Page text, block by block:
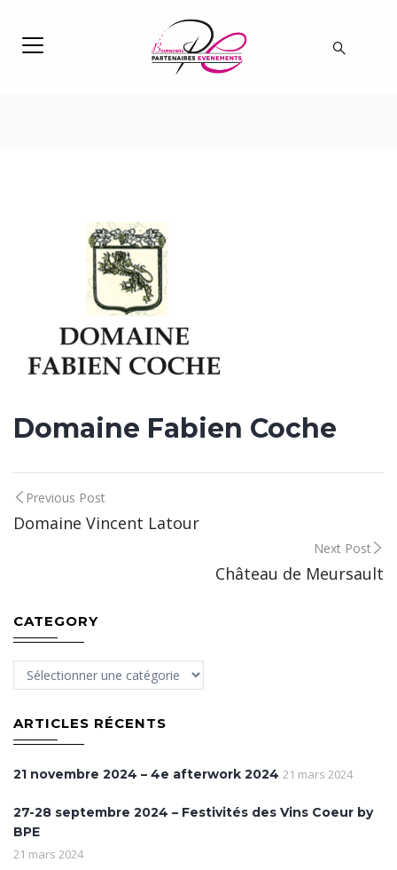
Domaine Fabien Coche
Post
navigation
Previous Post
Domaine Vincent Latour
Next Post
Château de Meursault
CATEGORY
Category
ARTICLES RÉCENTS
21 novembre 2024 – 4e afterwork 2024 21 mars 2024
27-28 septembre 2024 – Festivités des Vins Coeur by
BPE
21 mars 2024